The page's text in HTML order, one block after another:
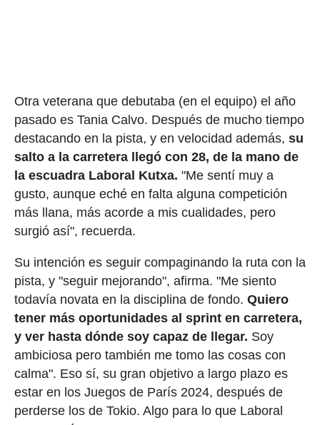
Otra veterana que debutaba (en el equipo) el año
pasado es Tania Calvo. Después de mucho tiempo
destacando en la pista, y en velocidad además, su
salto a la carretera llegó con 28, de la mano de
la escuadra Laboral Kutxa. "Me sentí muy a
gusto, aunque eché en falta alguna competición
más llana, más acorde a mis cualidades, pero
surgió así", recuerda.
Su intención es seguir compaginando la ruta con la
pista, y "seguir mejorando", afirma. "Me siento
todavía novata en la disciplina de fondo. Quiero
tener más oportunidades al sprint en carretera,
y ver hasta dónde soy capaz de llegar. Soy
ambiciosa pero también me tomo las cosas con
calma". Eso sí, su gran objetivo a largo plazo es
estar en los Juegos de París 2024, después de
perderse los de Tokio. Algo para lo que Laboral